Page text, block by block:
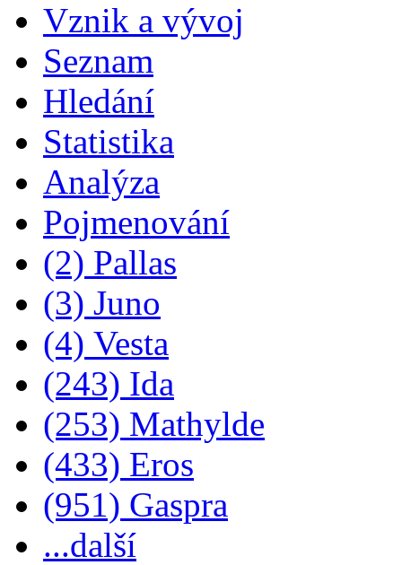
Vznik a vývoj
Seznam
Hledání
Statistika
Analýza
Pojmenování
(2) Pallas
(3) Juno
(4) Vesta
(243) Ida
(253) Mathylde
(433) Eros
(951) Gaspra
...další